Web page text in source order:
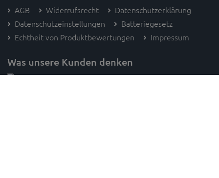
AGB Widerrufsrecht
Datenschutzerklärung
Datenschutzeinstellungen
Batteriegesetz
Echtheit von Produktbewertungen
Impressum
Was unsere Kunden denken